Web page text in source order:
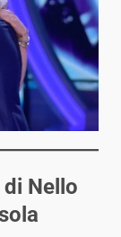
Nello